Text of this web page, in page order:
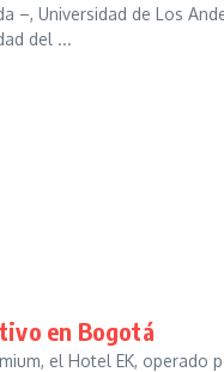
–, Universidad de Los
del ...
en Bogotá
el Hotel EK, operado